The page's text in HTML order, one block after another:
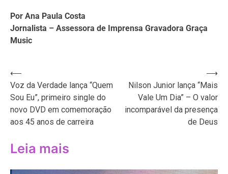
Por Ana Paula Costa
Jornalista – Assessora de Imprensa Gravadora Graça
Music
Navegação
de
Post
⟵
Voz da Verdade lança “Quem
Sou Eu”, primeiro single do
novo DVD em comemoração
aos 45 anos de carreira
Nilson Junior lança “Mais
Vale Um Dia” – O valor
incomparável da presença
de Deus
⟶
Leia mais